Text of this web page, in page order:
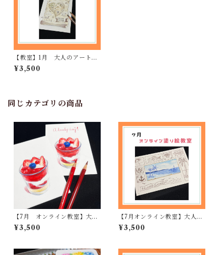
【教室】1月 大人のアート塗
り絵教室（地図）
¥3,500
同じカテゴリの商品
【7月 オンライン教室】大人
のアート塗り絵
¥3,500
【7月オンライン教室】大人の
アート塗り絵
¥3,500